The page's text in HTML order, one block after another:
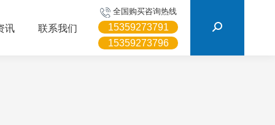
讯 联系我们
全国购买咨询热线
15359273791
15359273796